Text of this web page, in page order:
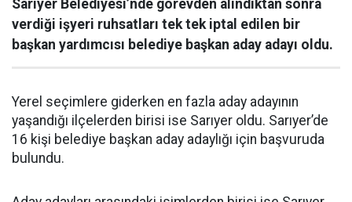
Sarıyer Belediyesi’nde görevden alındıktan sonra
verdiği işyeri ruhsatları tek tek iptal edilen bir
başkan yardımcısı belediye başkan aday adayı oldu.
Yerel seçimlere giderken en fazla aday adayının
yaşandığı ilçelerden birisi ise Sarıyer oldu. Sarıyer’de
16 kişi belediye başkan aday adaylığı için başvuruda
bulundu.